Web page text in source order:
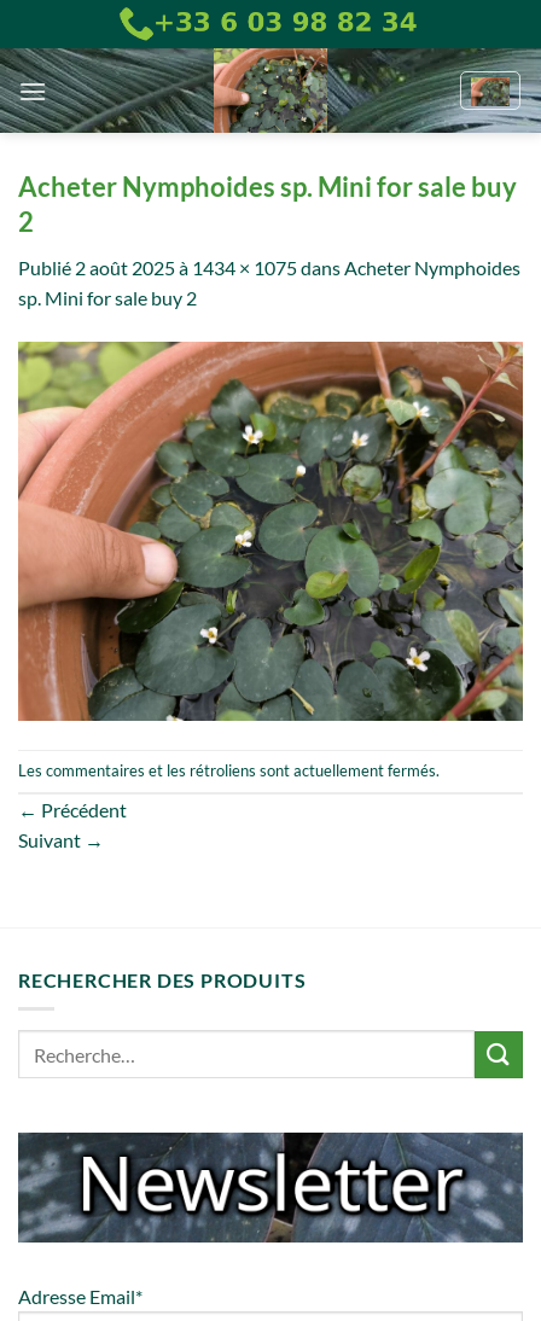
au
contenu
Acheter Nymphoides sp. Mini for sale buy
2
Publié 2 août 2025à 1434 × 1075dansAcheter Nymphoides
sp. Mini for sale buy 2
Les commentaires et les rétroliens sont actuellement fermés.
← Précédent
Suivant →
RECHERCHER DES PRODUITS
Adresse Email*